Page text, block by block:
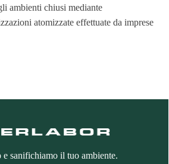
ambienti chiusi mediante
atomizzate effettuate da imprese
e sanifichiamo il tuo ambiente.